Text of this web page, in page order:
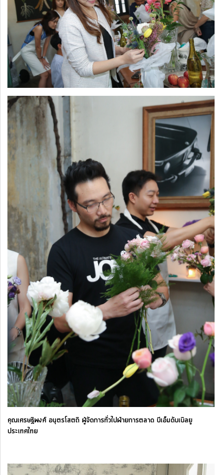
คุณเศรษฐิพงศ์ อนุตรโสตถิ ผู้จัดการทั่วไปฝ่ายการตลาด บีเอ็มดับเบิลยู
ประเทศไทย